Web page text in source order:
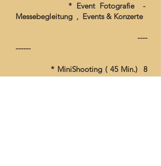
* Event Fotografie -
Messebegleitung , Events & Konzerte
----
------
* MiniShooting ( 45 Min.) 8
Fotos - inkl. Bearbeitung / Link